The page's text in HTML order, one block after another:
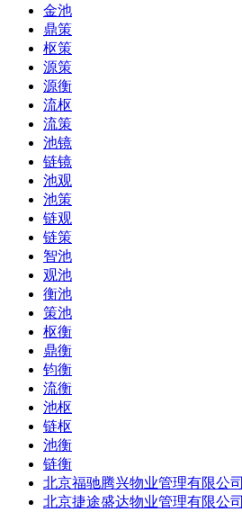
金池
鼎策
枢策
源策
源衡
流枢
流策
池镜
链镜
池观
池策
链观
链策
智池
观池
衡池
策池
枢衡
鼎衡
钧衡
流衡
池枢
链枢
池衡
链衡
北京福驰腾兴物业管理有限公司
北京捷途盛达物业管理有限公司